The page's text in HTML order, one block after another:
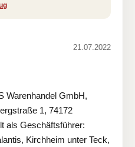
21.07.2022
Warenhandel GmbH,
1, 74172
als Geschäftsführer:
Kirchheim unter Teck,